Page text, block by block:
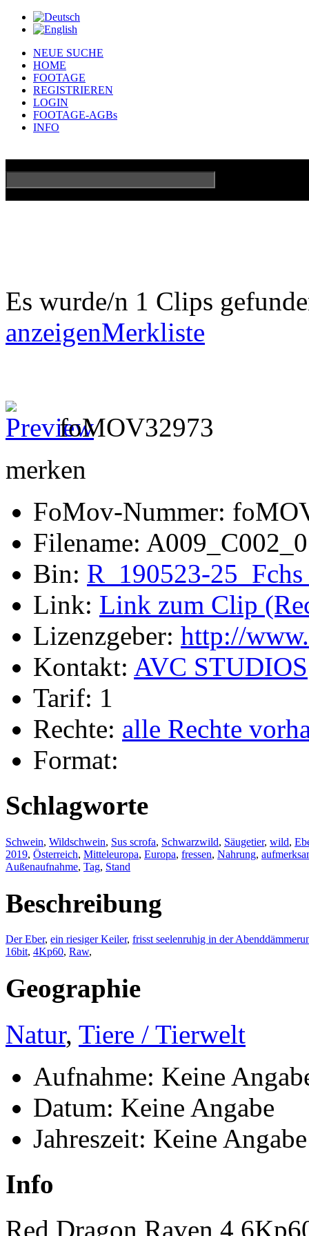
NEUE SUCHE
HOME
FOOTAGE
REGISTRIEREN
LOGIN
FOOTAGE-AGBs
INFO
Es wurde/n 1 Clips
anzeigenMerkliste
foMOV32973
merken
FoMov-Nummer:
Filename:
Bin: R_190523-
Link: Link zum Clip
Lizenzgeber: http://
Kontakt: AVC STUDIOS
Tarif: 1
Rechte: alle Rechte
Format:
Schlagworte
Schwein, Wildschwein, Sus scrofa, Schwarzwild, Säugetier, wild,
2019, Österreich, Mitteleuropa, Europa, fressen, Nahrung,
Außenaufnahme, Tag, Stand
Beschreibung
Der Eber, ein riesiger Keiler, frisst seelenruhig in der
16bit, 4Kp60, Raw,
Geographie
Natur, Tiere / Tierwelt
Aufnahme: Keine
Datum: Keine Angabe
Jahreszeit: Keine Angabe
Info
Red Dragon Raven